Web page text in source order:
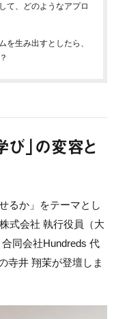
て、どのようなアプロ
を生み出すとしたら、
び」の変容と
るか」をテーマとし
式会社 執行役員（大
同会社Hundreds 代
寺井 翔茉が登壇しま